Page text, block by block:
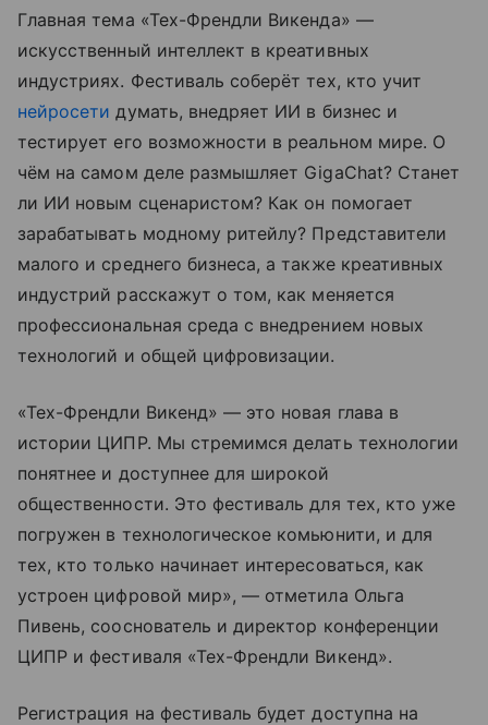
Главная тема «Тех-Френдли Викенда» —
искусственный интеллект в креативных
индустриях. Фестиваль соберёт тех, кто учит
нейросети думать, внедряет ИИ в бизнес и
тестирует его возможности в реальном мире. О
чём на самом деле размышляет GigaChat? Станет
ли ИИ новым сценаристом? Как он помогает
зарабатывать модному ритейлу? Представители
малого и среднего бизнеса, а также креативных
индустрий расскажут о том, как меняется
профессиональная среда с внедрением новых
технологий и общей цифровизации.
«Тех-Френдли Викенд» — это новая глава в
истории ЦИПР. Мы стремимся делать технологии
понятнее и доступнее для широкой
общественности. Это фестиваль для тех, кто уже
погружен в технологическое комьюнити, и для
тех, кто только начинает интересоваться, как
устроен цифровой мир», — отметила Ольга
Пивень, сооснователь и директор конференции
ЦИПР и фестиваля «Тех-Френдли Викенд».
Регистрация на фестиваль будет доступна на